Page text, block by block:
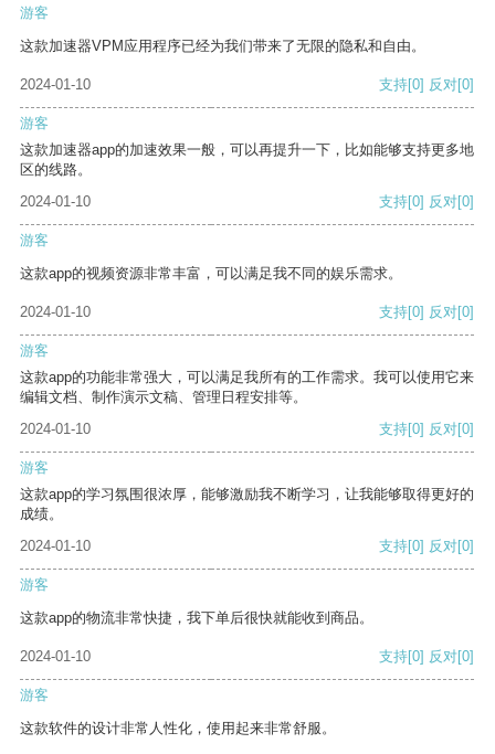
游客
这款加速器VPM应用程序已经为我们带来了无限的隐私和自由。
2024-01-10 支持[0] 反对[0]
游客
这款加速器app的加速效果一般，可以再提升一下，比如能够支持更多地
区的线路。
2024-01-10
支持[0] 反对[0]
游客
这款app的视频资源非常丰富，可以满足我不同的娱乐需求。
2024-01-10 支持[0] 反对[0]
游客
这款app的功能非常强大，可以满足我所有的工作需求。我可以使用它来
编辑文档、制作演示文稿、管理日程安排等。
2024-01-10
支持[0] 反对[0]
游客
这款app的学习氛围很浓厚，能够激励我不断学习，让我能够取得更好的
成绩。
2024-01-10
支持[0] 反对[0]
游客
这款app的物流非常快捷，我下单后很快就能收到商品。
2024-01-10 支持[0] 反对[0]
游客
这款软件的设计非常人性化，使用起来非常舒服。